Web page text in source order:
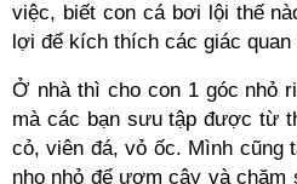
việc, biết con cá bơi lội thế
lợi để kích thích các giác quan
Ở nhà thì cho con 1 góc nhỏ
mà các bạn sưu tập được từ
cỏ, viên đá, vỏ ốc. Mình cũng
nho nhỏ để ươm cây và